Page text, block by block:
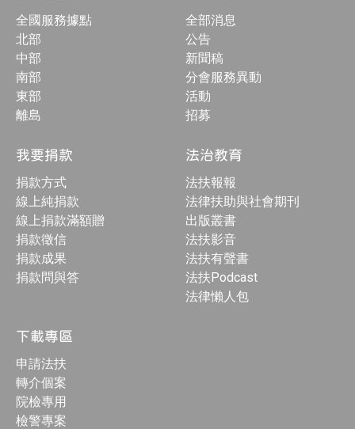
全國服務據點
北部
中部
南部
東部
離島
全部消息
公告
新聞稿
分會服務異動
活動
招募
我要捐款
捐款方式
線上純捐款
線上捐款滿額贈
捐款徵信
捐款成果
捐款問與答
法治教育
法扶報報
法律扶助與社會期刊
出版叢書
法扶影音
法扶有聲書
法扶Podcast
法律懶人包
下載專區
申請法扶
轉介個案
院檢專用
檢警專案